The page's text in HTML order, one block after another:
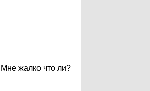
Мне жалко что ли?